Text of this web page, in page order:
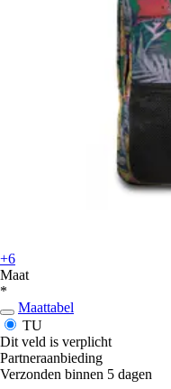
+6
Maat
*
Maattabel
TU
Dit veld is verplicht
Partneraanbieding
Verzonden binnen 5 dagen